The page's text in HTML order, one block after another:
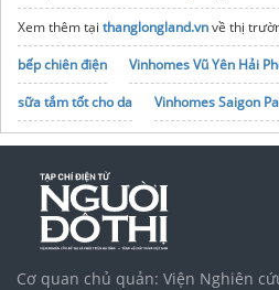
Xem thêm tại thanglongland.vnvề thị
bếp chiên điện
Vinhomes Vũ Yên Hải
sữa tắm tốt cho da
Vinhomes Saigon
Giáđồ chơi ảo thuậtMykingdom gia
noxh K Home Avenue Nhơn Trạch
Ống hút phi 12
Bếp từ nhập khẩu Đức
Xịt thơm quần áo
Cơ quan chủ quản: Viện Nghiên